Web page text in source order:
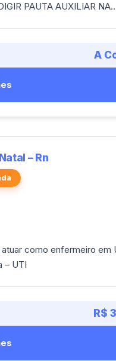
PAUTA AUXILIAR NA
A
– Rn
– UTI
R$